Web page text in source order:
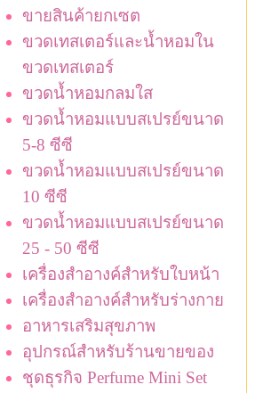
ขายสินค้ายกเซต
ขวดเทสเตอร์และน้ำหอมใน
ขวดเทสเตอร์
ขวดน้ำหอมกลมใส
ขวดน้ำหอมแบบสเปรย์ขนาด
5-8 ซีซี
ขวดน้ำหอมแบบสเปรย์ขนาด
10 ซีซี
ขวดน้ำหอมแบบสเปรย์ขนาด
25 - 50 ซีซี
เครื่องสำอางค์สำหรับใบหน้า
เครื่องสำอางค์สำหรับร่างกาย
อาหารเสริมสุขภาพ
อุปกรณ์สำหรับร้านขายของ
ชุดธุรกิจ Perfume Mini Set